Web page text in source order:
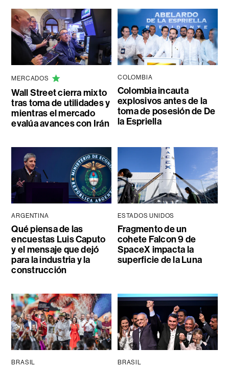
MERCADOS
Wall Street cierra mixto
tras toma de utilidades y
mientras el mercado
evalúa avances con Irán
COLOMBIA
Colombia incauta
explosivos antes de la
toma de posesión de De
la Espriella
ARGENTINA
Qué piensa de las
encuestas Luis Caputo
y el mensaje que dejó
para la industria y la
construcción
ESTADOS UNIDOS
Fragmento de un
cohete Falcon 9 de
SpaceX impacta la
superficie de la Luna
BRASIL BRASIL